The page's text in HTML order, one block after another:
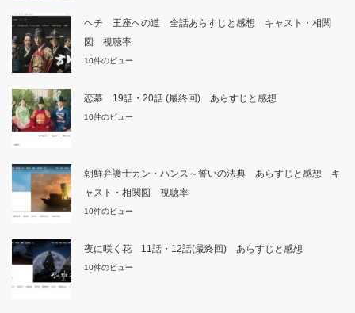
ヘチ 王座への道 全話あらすじと感想 キャスト・相関
図 視聴率
10件のビュー
恋慕 19話・20話 (最終回) あらすじと感想
10件のビュー
朝鮮弁護士カン・ハンス～誓いの法典 あらすじと感想 キ
ャスト・相関図 視聴率
10件のビュー
夜に咲く花 11話・12話(最終回) あらすじと感想
10件のビュー